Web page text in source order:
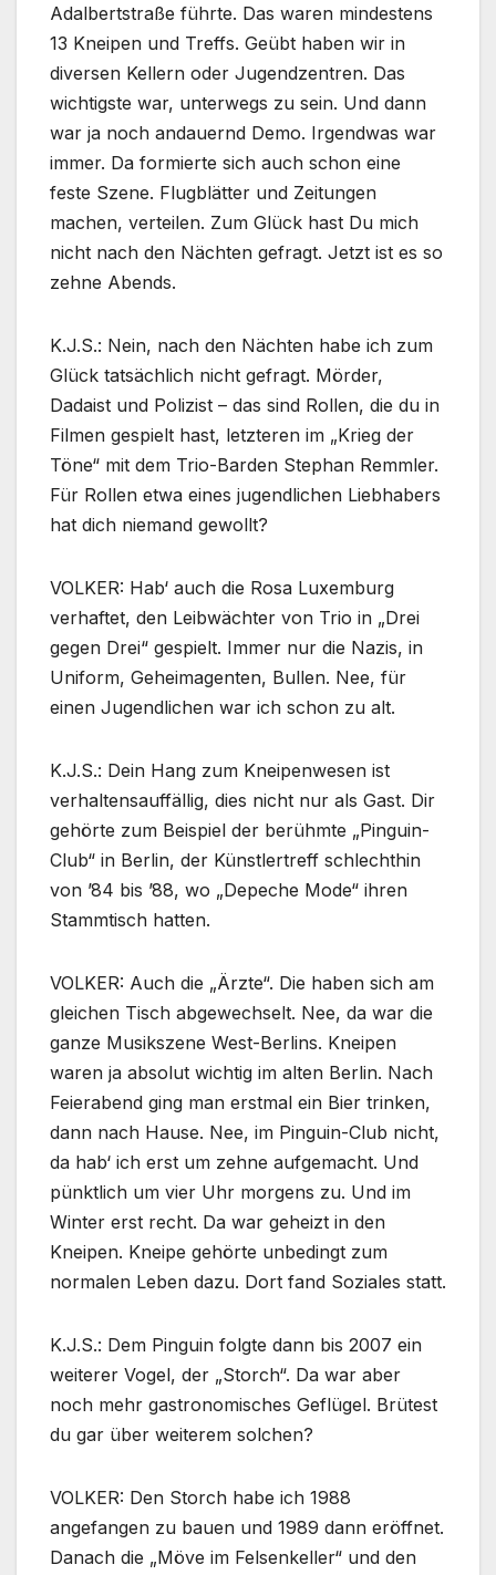
Adalbertstraße führte. Das waren mindestens
13 Kneipen und Treffs. Geübt haben wir in
diversen Kellern oder Jugendzentren. Das
wichtigste war, unterwegs zu sein. Und dann
war ja noch andauernd Demo. Irgendwas war
immer. Da formierte sich auch schon eine
feste Szene. Flugblätter und Zeitungen
machen, verteilen. Zum Glück hast Du mich
nicht nach den Nächten gefragt. Jetzt ist es so
zehne Abends.
K.J.S.: Nein, nach den Nächten habe ich zum
Glück tatsächlich nicht gefragt. Mörder,
Dadaist und Polizist – das sind Rollen, die du in
Filmen gespielt hast, letzteren im „Krieg der
Töne“ mit dem Trio-Barden Stephan Remmler.
Für Rollen etwa eines jugendlichen Liebhabers
hat dich niemand gewollt?
VOLKER: Hab‘ auch die Rosa Luxemburg
verhaftet, den Leibwächter von Trio in „Drei
gegen Drei“ gespielt. Immer nur die Nazis, in
Uniform, Geheimagenten, Bullen. Nee, für
einen Jugendlichen war ich schon zu alt.
K.J.S.: Dein Hang zum Kneipenwesen ist
verhaltensauffällig, dies nicht nur als Gast. Dir
gehörte zum Beispiel der berühmte „Pinguin-
Club“ in Berlin, der Künstlertreff schlechthin
von ’84 bis ’88, wo „Depeche Mode“ ihren
Stammtisch hatten.
VOLKER: Auch die „Ärzte“. Die haben sich am
gleichen Tisch abgewechselt. Nee, da war die
ganze Musikszene West-Berlins. Kneipen
waren ja absolut wichtig im alten Berlin. Nach
Feierabend ging man erstmal ein Bier trinken,
dann nach Hause. Nee, im Pinguin-Club nicht,
da hab‘ ich erst um zehne aufgemacht. Und
pünktlich um vier Uhr morgens zu. Und im
Winter erst recht. Da war geheizt in den
Kneipen. Kneipe gehörte unbedingt zum
normalen Leben dazu. Dort fand Soziales statt.
K.J.S.: Dem Pinguin folgte dann bis 2007 ein
weiterer Vogel, der „Storch“. Da war aber
noch mehr gastronomisches Geflügel. Brütest
du gar über weiterem solchen?
VOLKER: Den Storch habe ich 1988
angefangen zu bauen und 1989 dann eröffnet.
Danach die „Möve im Felsenkeller“ und den